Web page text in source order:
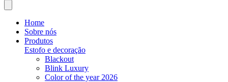
Home
Sobre nós
Produtos
Estofo e decoração
Blackout
Blink Luxury
Color of the year 2026